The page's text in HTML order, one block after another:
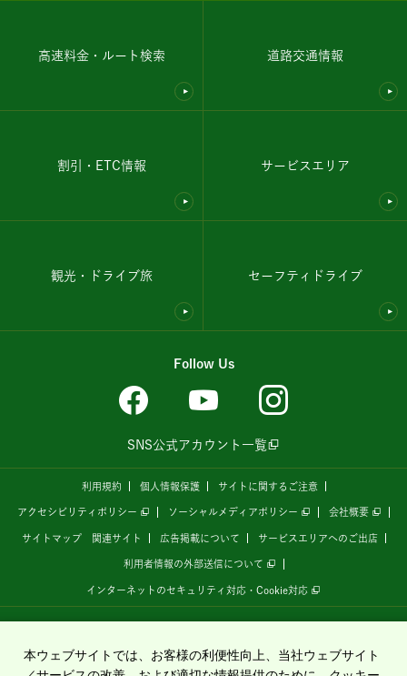
高速料金・ルート検索 道路交通情報
割引・ETC情報 サービスエリア
観光・ドライブ旅 セーフティドライブ
Follow Us
SNS公式アカウント一覧
利用規約 個人情報保護 サイトに関するご注意
アクセシビリティポリシー ソーシャルメディアポリシー 会社概要
サイトマップ 関連サイト 広告掲載について サービスエリアへのご出店
利用者情報の外部送信について
インターネットのセキュリティ対応・Cookie対応
運営しています。
本ウェブサイトでは、お客様の利便性向上、当社ウェブサイト